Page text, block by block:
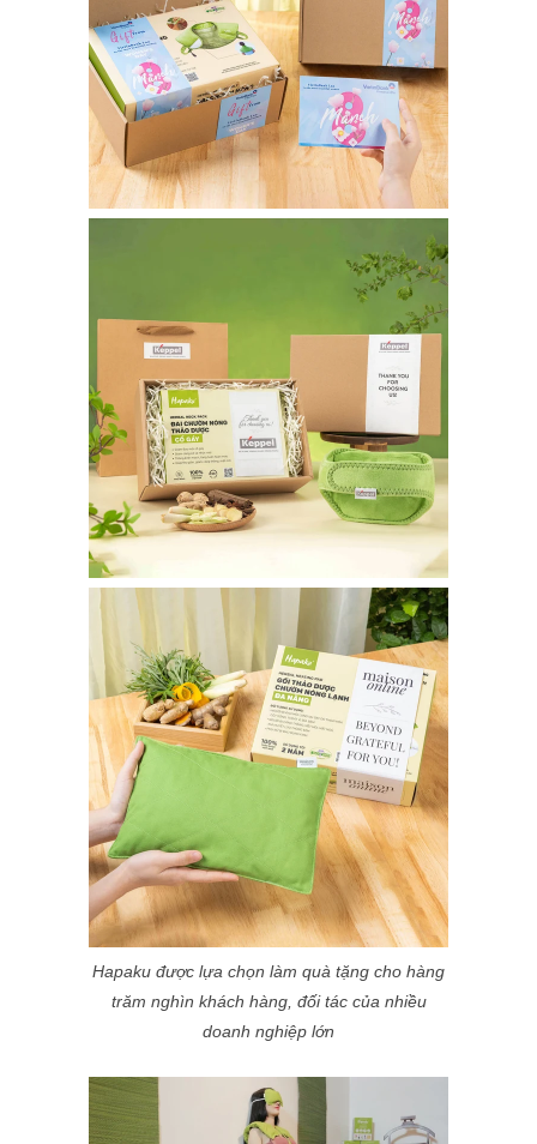
Hapaku được lựa chọn làm quà tặng cho hàng
trăm nghìn khách hàng, đối tác của nhiều
doanh nghiệp lớn